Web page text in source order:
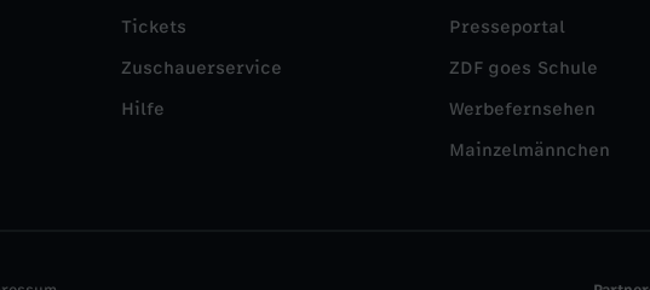
Tickets
Zuschauerservice
Hilfe
Presseportal
ZDF goes Schule
Werbefernsehen
Mainzelmännchen